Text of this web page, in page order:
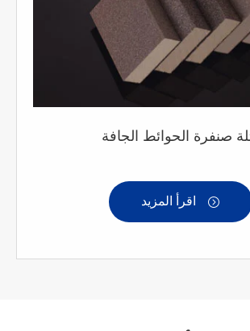
صنفرة الحوائط الجافة
